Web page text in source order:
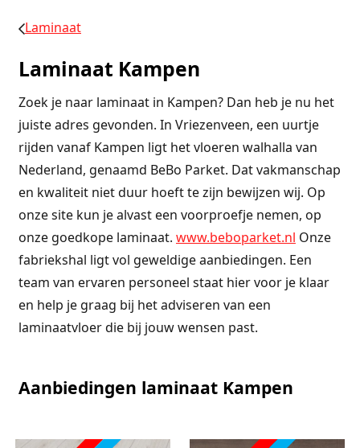
Laminaat
Laminaat Kampen
Zoek je naar laminaat in Kampen? Dan heb je nu het
juiste adres gevonden. In Vriezenveen, een uurtje
rijden vanaf Kampen ligt het vloeren walhalla van
Nederland, genaamd BeBo Parket. Dat vakmanschap
en kwaliteit niet duur hoeft te zijn bewijzen wij. Op
onze site kun je alvast een voorproefje nemen, op
onze goedkope laminaat. www.beboparket.nl Onze
fabriekshal ligt vol geweldige aanbiedingen. Een
team van ervaren personeel staat hier voor je klaar
en help je graag bij het adviseren van een
laminaatvloer die bij jouw wensen past.
Aanbiedingen laminaat Kampen